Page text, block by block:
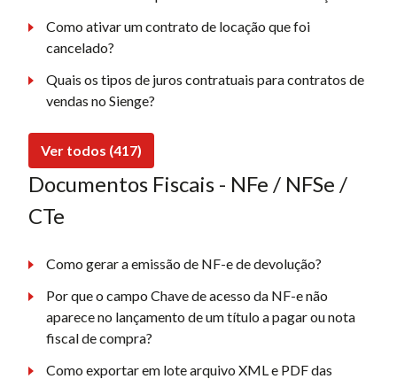
Como ativar um contrato de locação que foi
cancelado?
Quais os tipos de juros contratuais para contratos de
vendas no Sienge?
Ver todos (417)
Documentos Fiscais - NFe / NFSe /
CTe
Como gerar a emissão de NF-e de devolução?
Por que o campo Chave de acesso da NF-e não
aparece no lançamento de um título a pagar ou nota
fiscal de compra?
Como exportar em lote arquivo XML e PDF das